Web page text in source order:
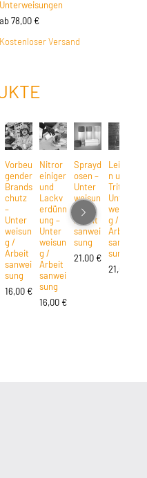
Unterweisungen
ab78,00 €
Kostenloser Versand
Vorbeu
gender
Brands
chutz
–
Unter
weisun
g /
Arbeit
sanwei
sung
16,00 €
Nitror
einiger
und
Lackv
erdünn
ung –
Unter
weisun
g /
Arbeit
sanwei
sung
16,00 €
Sprayd
osen –
Unter
weisun
g /
Arbeit
sanwei
sung
21,00 €
Leiter
n und
Tritte –
Unter
weisun
g /
Arbeit
sanwei
sung
21,00